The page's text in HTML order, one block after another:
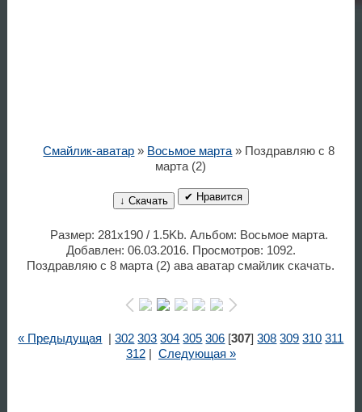
Смайлик-аватар » Восьмое марта » Поздравляю с 8
марта (2)
↓ Скачать ✔ Нравится
Размер: 281x190 / 1.5Kb. Альбом: Восьмое марта.
Добавлен: 06.03.2016. Просмотров: 1092.
Поздравляю с 8 марта (2) ава аватар смайлик скачать.
« Предыдущая |302 303 304 305 306 [307]308 309 310 311
312| Следующая »